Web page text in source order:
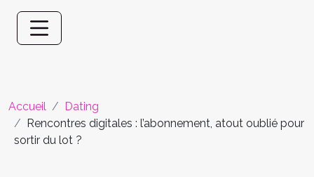
Accueil
Dating
Rencontres digitales : l’abonnement, atout oublié pour
sortir du lot ?